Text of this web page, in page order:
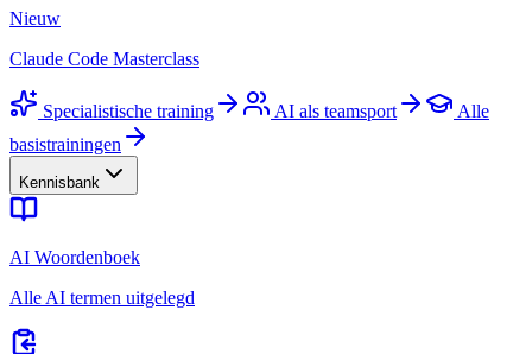
Nieuw
Claude Code Masterclass
Specialistische training AI als teamsport
Alle
basistrainingen
Kennisbank
AI Woordenboek
Alle AI termen uitgelegd